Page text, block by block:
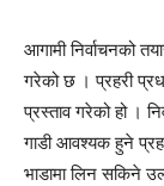
आगामी निर्वाचनको
गरेको छ । प्रहरी
प्रस्ताव गरेको हो ।
गाडी आवश्यक हुने
भाडामा लिन सकिने